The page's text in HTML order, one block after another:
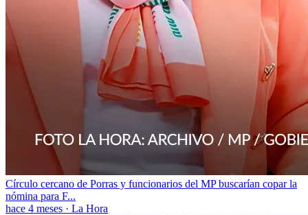
Círculo cercano de Porras y funcionarios del MP buscarían copar la
nómina para F...
hace 4 meses · La Hora